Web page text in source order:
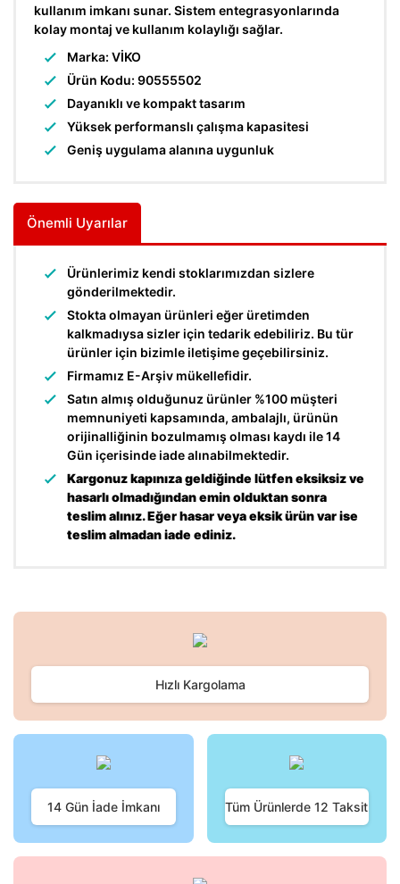
kullanım imkanı sunar. Sistem entegrasyonlarında
kolay montaj ve kullanım kolaylığı sağlar.
Marka: VİKO
Ürün Kodu: 90555502
Dayanıklı ve kompakt tasarım
Yüksek performanslı çalışma kapasitesi
Geniş uygulama alanına uygunluk
Önemli Uyarılar
Ürünlerimiz kendi stoklarımızdan sizlere
gönderilmektedir.
Stokta olmayan ürünleri eğer üretimden
kalkmadıysa sizler için tedarik edebiliriz. Bu tür
ürünler için bizimle iletişime geçebilirsiniz.
Firmamız E-Arşiv mükellefidir.
Satın almış olduğunuz ürünler %100 müşteri
memnuniyeti kapsamında, ambalajlı, ürünün
orijinalliğinin bozulmamış olması kaydı ile 14
Gün içerisinde iade alınabilmektedir.
Kargonuz kapınıza geldiğinde lütfen eksiksiz ve
hasarlı olmadığından emin olduktan sonra
teslim alınız. Eğer hasar veya eksik ürün var ise
teslim almadan iade ediniz.
Bu ürüne ilk yorumu siz yapın!
Yorum Yaz
kullanarak tarafımıza iletebilirsiniz.
Ürün resmi kalitesiz, bozuk veya görüntülenemiyor.
Bu ürüne benzer farklı alternatifler olmalı.
Hızlı Kargolama
14 Gün İade İmkanı Tüm Ürünlerde 12 Taksit